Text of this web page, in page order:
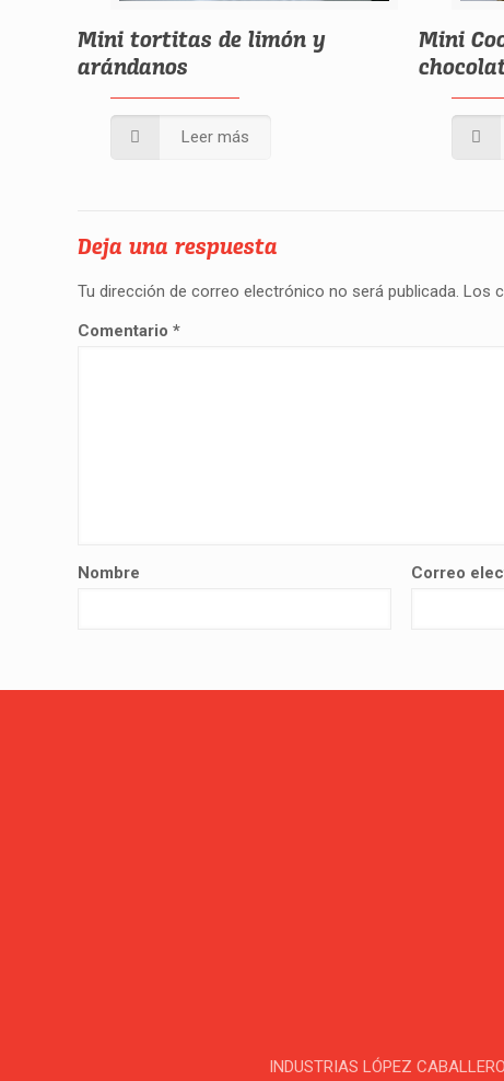
Mini tortitas de limón y
arándanos
Leer más
Mini
Deja una respuesta
Tu dirección de correo electrónico no será publicada. Los
Comentario*
Nombre Correo
INDUSTRIAS LÓPEZ